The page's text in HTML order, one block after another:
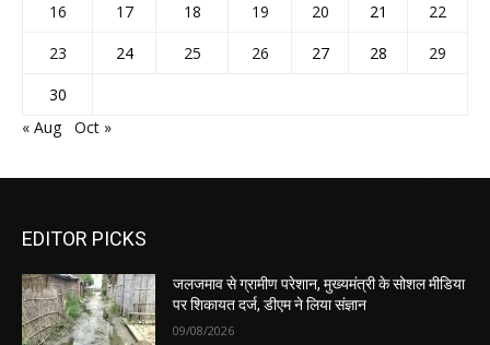
16
17 18 19 20 21
22
23
24 25 26 27 28
29
30
« Aug
Oct »
EDITOR PICKS
जलजमाव से ग्रामीण परेशान, मुख्यमंत्री के सोशल मीडिया
पर शिकायत दर्ज, डीएम ने लिया संज्ञान
09/08/2026